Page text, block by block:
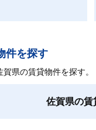
件を探す
賀県の賃貸物件を探す。
佐賀県の賃